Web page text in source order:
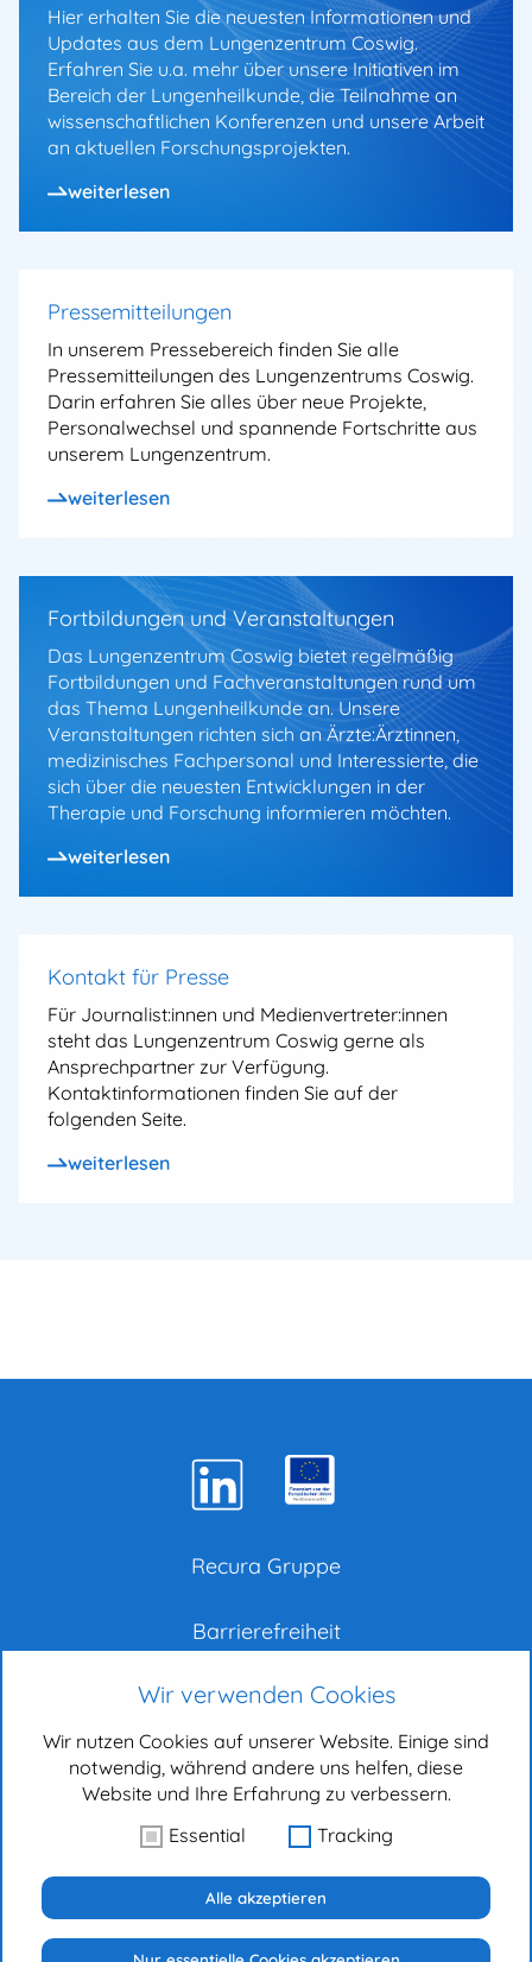
Hier erhalten Sie die neuesten Informationen und
Updates aus dem Lungenzentrum Coswig.
Erfahren Sie u.a. mehr über unsere Initiativen im
Bereich der Lungenheilkunde, die Teilnahme an
wissenschaftlichen Konferenzen und unsere Arbeit
an aktuellen Forschungsprojekten.
weiterlesen
Pressemitteilungen
In unserem Pressebereich finden Sie alle
Pressemitteilungen des Lungenzentrums Coswig.
Darin erfahren Sie alles über neue Projekte,
Personalwechsel und spannende Fortschritte aus
unserem Lungenzentrum.
weiterlesen
Fortbildungen und Veranstaltungen
Das Lungenzentrum Coswig bietet regelmäßig
Fortbildungen und Fachveranstaltungen rund um
das Thema Lungenheilkunde an. Unsere
Veranstaltungen richten sich an Ärzte:Ärztinnen,
medizinisches Fachpersonal und Interessierte, die
sich über die neuesten Entwicklungen in der
Therapie und Forschung informieren möchten.
weiterlesen
Kontakt für Presse
Für Journalist:innen und Medienvertreter:innen
steht das Lungenzentrum Coswig gerne als
Ansprechpartner zur Verfügung.
Kontaktinformationen finden Sie auf der
folgenden Seite.
weiterlesen
Recura Gruppe
Barrierefreiheit
Impressum
Datenschutz
Bewerber-Datenschutz
RECURier
Wir verwenden Cookies
Wir nutzen Cookies auf unserer Website. Einige sind
notwendig, während andere uns helfen, diese
Website und Ihre Erfahrung zu verbessern.
Essential
Tracking
Alle akzeptieren